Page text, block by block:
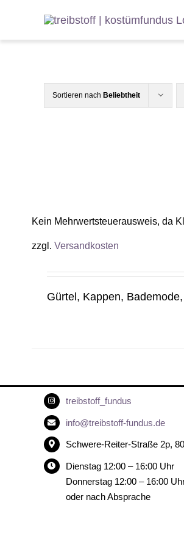
springen
Sortieren nach Beliebtheit
Kein Mehrwertsteuerausweis, da
zzgl. Versandkosten
Gürtel, Kappen,
treibstoff_fundus
info@treibstoff-fundus.de
Schwere-Reiter-Straße 2p,
Dienstag 12:00 – 16:00 Uhr
Donnerstag 12:00 – 16:00
oder nach Absprache